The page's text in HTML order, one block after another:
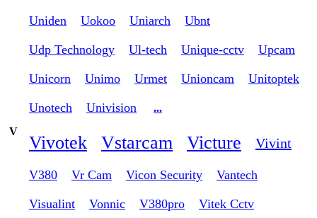
Uniden Uokoo Uniarch Ubnt
Udp Technology Ul-tech Unique-cctv Upcam
Unicorn Unimo Urmet Unioncam Unitoptek
Unotech Univision
...
V
Vivotek Vstarcam Victure Vivint
V380 Vr Cam Vicon Security Vantech
Visualint Vonnic V380pro Vitek Cctv